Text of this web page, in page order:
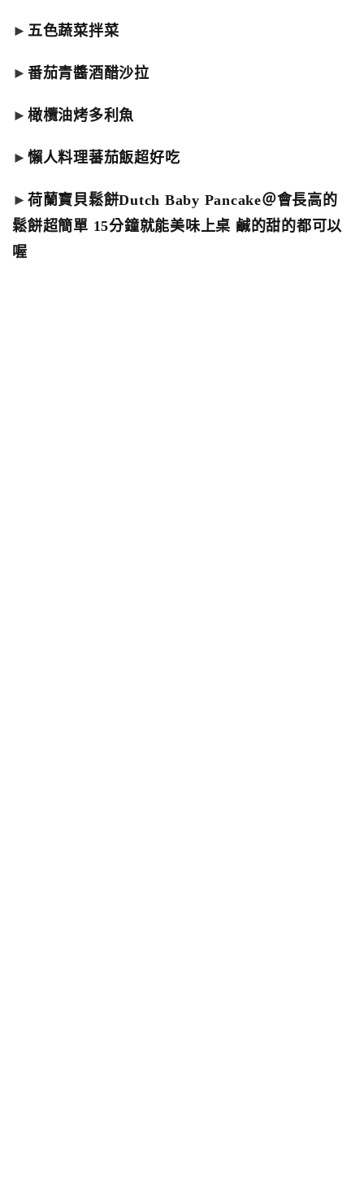
► 五色蔬菜拌菜
► 番茄青醬酒醋沙拉
► 橄欖油烤多利魚
► 懶人料理蕃茄飯超好吃
► 荷蘭寶貝鬆餅Dutch Baby Pancake＠會長高的
鬆餅超簡單 15分鐘就能美味上桌 鹹的甜的都可以
喔